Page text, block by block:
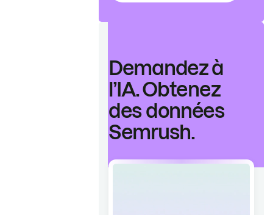
Demandez à
l’IA. Obtenez
des données
Semrush.